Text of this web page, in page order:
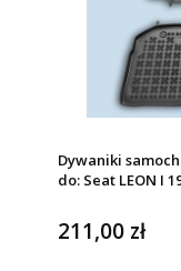
Dywaniki
do: Seat LEON I
BORA 1998-2005,
211,00 zł